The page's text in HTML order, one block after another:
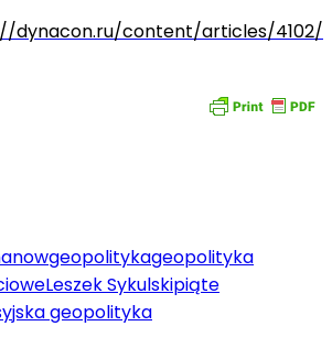
dynacon.ru/content/articles/4102/
geopolitykageopolityka
Leszek Sykulskipiąte
geopolityka